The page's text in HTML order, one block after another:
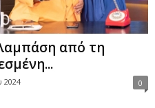
από τη
2024 0